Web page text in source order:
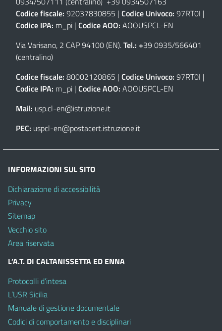
Codice fiscale: 92037830855 | Codice Univoco: 97RT0I |
Codice IPA: m_pi | Codice AOO: AOOUSPCL-EN
Via Varisano, 2 CAP 94100 (EN).Tel.: +39 0935/566401
(centralino)
Codice fiscale: 80002120865 | Codice Univoco: 97RT0I |
Codice IPA: m_pi | Codice AOO: AOOUSPCL-EN
Mail: usp.cl-en@istruzione.it
PEC: uspcl-en@postacert.istruzione.it
INFORMAZIONI SUL SITO
Dichiarazione di accessibilità
Privacy
Sitemap
Vecchio sito
Area riservata
L’A.T. DI CALTANISSETTA ED ENNA
Protocolli d’intesa
L’USR Sicilia
Manuale di gestione documentale
Codici di comportamento e disciplinari